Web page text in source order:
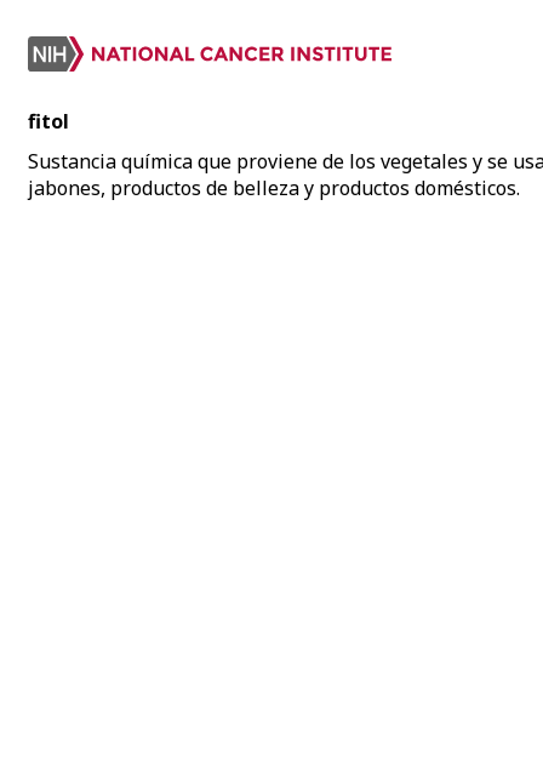
fitol
Sustancia química que proviene de los vegetales y se
jabones, productos de belleza y productos domésticos.